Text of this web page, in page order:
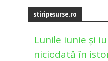
stiripesurse.ro
Lunile iunie și
niciodată în